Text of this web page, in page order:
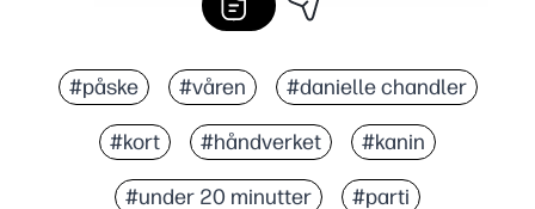
#påske #våren #danielle chandler
#kort #håndverket #kanin
#under 20 minutter #parti